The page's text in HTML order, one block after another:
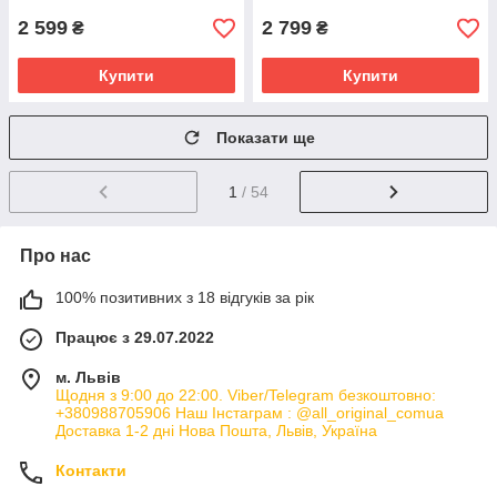
2 599 ₴
Купити
2 799 ₴
Купити
Показати ще
1 / 54
Про нас
100% позитивних з 18 відгуків за рік
Працює з 29.07.2022
м. Львів
Щодня з 9:00 до 22:00. Viber/Telegram безкоштовно:
+380988705906 Наш Інстаграм : @all_original_comua
Доставка 1-2 дні Нова Пошта, Львів, Україна
Контакти